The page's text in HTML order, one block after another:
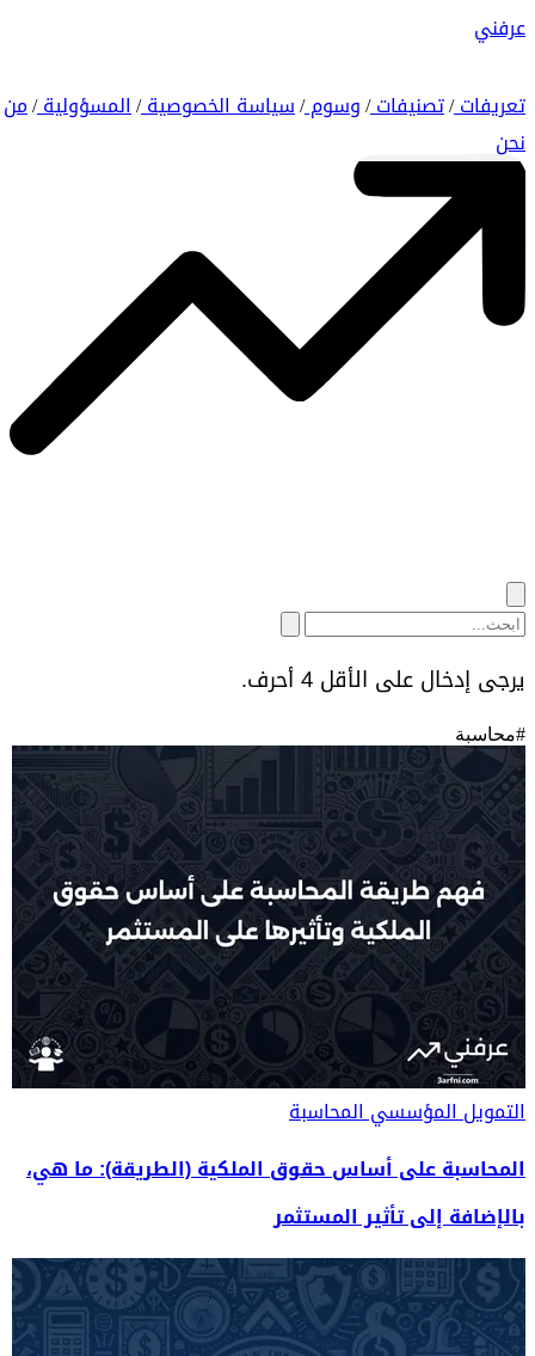
عرفني
تعريفات/ تصنيفات/ وسوم/ سياسة الخصوصية/ المسؤولية/ من
نحن
يرجى إدخال على الأقل 4 أحرف.
#محاسبة
التمويل المؤسسيالمحاسبة
المحاسبة على أساس حقوق الملكية (الطريقة): ما هي،
بالإضافة إلى تأثير المستثمر